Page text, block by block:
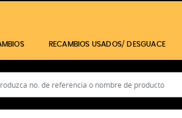
RECAMBIOS USADOS/ DESGUACE